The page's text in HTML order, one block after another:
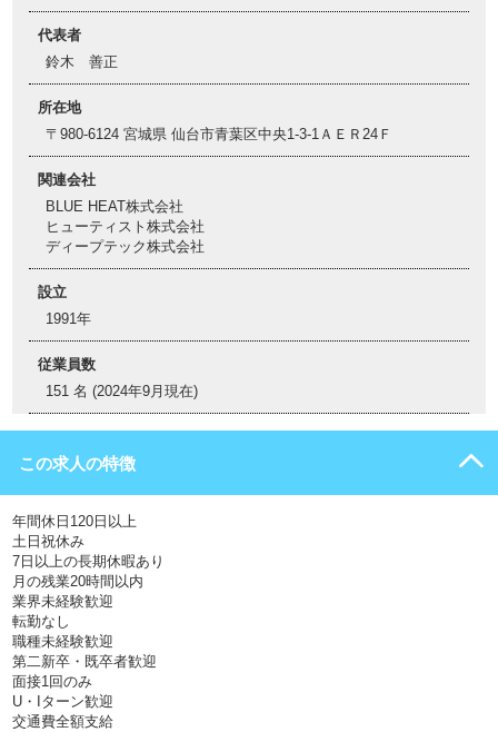
代表者
鈴木 善正
所在地
〒980-6124 宮城県 仙台市青葉区中央1-3-1ＡＥＲ24Ｆ
関連会社
BLUE HEAT株式会社
ヒューティスト株式会社
ディープテック株式会社
設立
1991年
従業員数
151 名 (2024年9月現在)
この求人の特徴
年間休日120日以上
土日祝休み
7日以上の長期休暇あり
月の残業20時間以内
業界未経験歓迎
転勤なし
職種未経験歓迎
第二新卒・既卒者歓迎
面接1回のみ
U・Iターン歓迎
交通費全額支給